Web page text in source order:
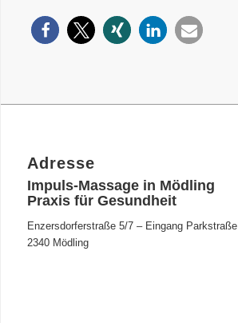
Adresse
Impuls-Massage in Mödling
Praxis für Gesundheit
Enzersdorferstraße 5/7 – Eingang Parkstraße
2340 Mödling